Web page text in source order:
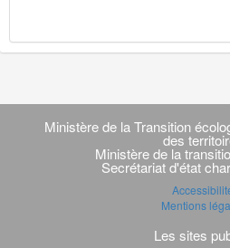
Navigation
transverse
Ministère de la Transition
des
Ministère de la
Secrétariat d'état
Mentions
Les sites